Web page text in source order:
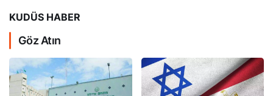
KUDÜS HABER
Göz Atın